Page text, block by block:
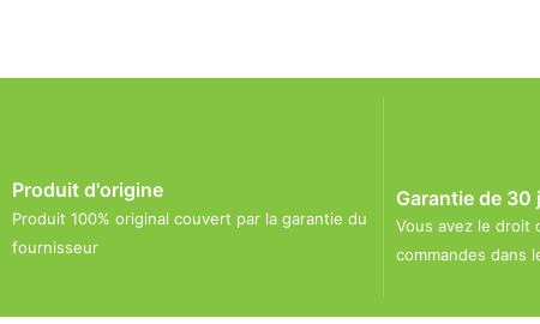
Produit d'origine
Produit 100% original couvert par la garantie du
fournisseur
Garantie de 30
Vous avez le droit
commandes dans